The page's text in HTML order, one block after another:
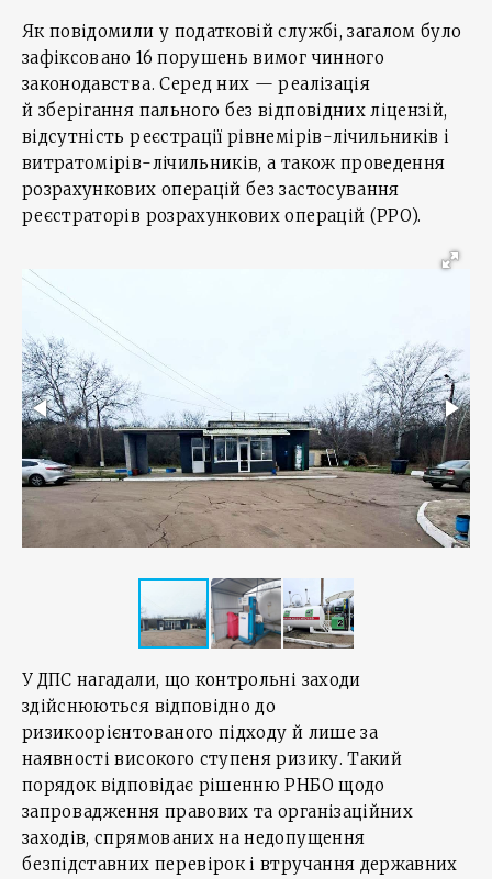
Як повідомили у податковій службі, загалом було
зафіксовано 16 порушень вимог чинного
законодавства. Серед них — реалізація
й зберігання пального без відповідних ліцензій,
відсутність реєстрації рівнемірів-лічильників і
витратомірів-лічильників, а також проведення
розрахункових операцій без застосування
реєстраторів розрахункових операцій (РРО).
У ДПС нагадали, що контрольні заходи
здійснюються відповідно до
ризикоорієнтованого підходу й лише за
наявності високого ступеня ризику. Такий
порядок відповідає рішенню РНБО щодо
запровадження правових та організаційних
заходів, спрямованих на недопущення
безпідставних перевірок і втручання державних